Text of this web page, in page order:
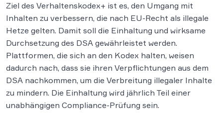
Ziel des Verhaltenskodex+ ist es, den Umgang mit
Inhalten zu verbessern, die nach EU-Recht als illegale
Hetze gelten. Damit soll die Einhaltung und wirksame
Durchsetzung des DSA gewährleistet werden.
Plattformen, die sich an den Kodex halten, weisen
dadurch nach, dass sie ihren Verpflichtungen aus dem
DSA nachkommen, um die Verbreitung illegaler Inhalte
zu mindern. Die Einhaltung wird jährlich Teil einer
unabhängigen Compliance-Prüfung sein.